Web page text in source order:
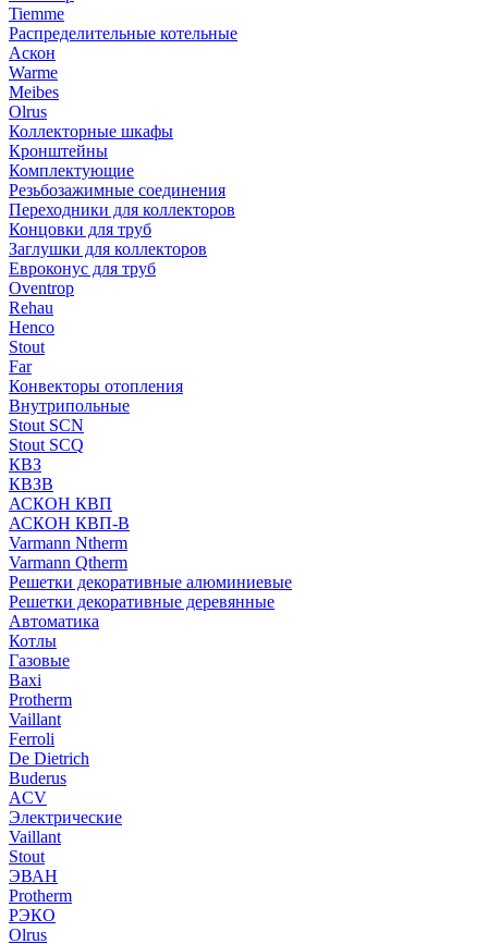
Tiemme
Распределительные котельные
Аскон
Warme
Meibes
Olrus
Коллекторные шкафы
Кронштейны
Комплектующие
Резьбозажимные соединения
Переходники для коллекторов
Концовки для труб
Заглушки для коллекторов
Евроконус для труб
Oventrop
Rehau
Henco
Stout
Far
Конвекторы отопления
Внутрипольные
Stout SCN
Stout SCQ
КВЗ
КВЗВ
АСКОН КВП
АСКОН КВП-В
Varmann Ntherm
Varmann Qtherm
Решетки декоративные алюминиевые
Решетки декоративные деревянные
Автоматика
Котлы
Газовые
Baxi
Protherm
Vaillant
Ferroli
De Dietrich
Buderus
ACV
Электрические
Vaillant
Stout
ЭВАН
Protherm
РЭКО
Olrus